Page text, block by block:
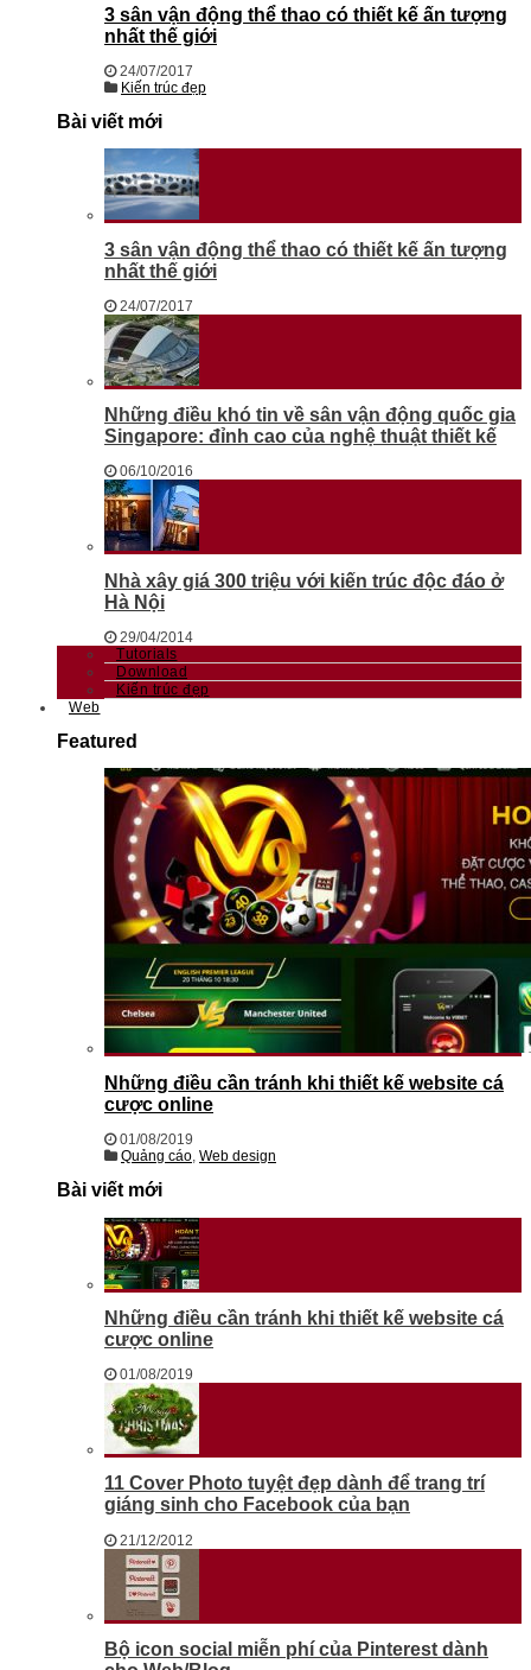
3 sân vận động thể thao có thiết kế ấn tượng
nhất thế giới
24/07/2017
Kiến trúc đẹp
Bài viết mới
3 sân vận động thể thao có thiết kế ấn tượng
nhất thế giới
24/07/2017
Những điều khó tin về sân vận động quốc gia
Singapore: đỉnh cao của nghệ thuật thiết kế
06/10/2016
Nhà xây giá 300 triệu với kiến trúc độc đáo ở
Hà Nội
29/04/2014
Tutorials
Download
Kiến trúc đẹp
Web
Featured
Những điều cần tránh khi thiết kế website cá
cược online
01/08/2019
Quảng cáo, Web design
Bài viết mới
Những điều cần tránh khi thiết kế website cá
cược online
01/08/2019
11 Cover Photo tuyệt đẹp dành để trang trí
giáng sinh cho Facebook của bạn
21/12/2012
Bộ icon social miễn phí của Pinterest dành